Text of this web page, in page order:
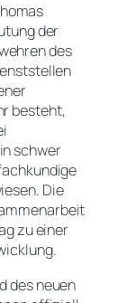
der
des
besteht,
schwer
Die
zu einer
des neuen